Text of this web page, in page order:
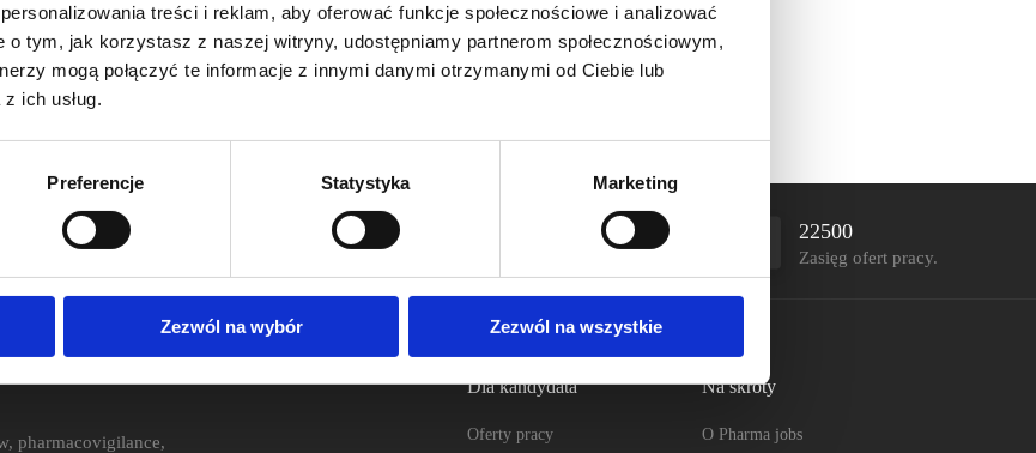
treści i reklam, aby oferować funkcje społecznościowe i analizować
o tym, jak korzystasz z naszej witryny, udostępniamy partnerom społecznościowym,
mogą połączyć te informacje z innymi danymi otrzymanymi od Ciebie lub
ich usług.
Preferencje Statystyka Marketing
Zezwól na wybór Zezwól na wszystkie
farmaceutycznego w Polsce, kreując nowe rozwiązania
22500
Zasięg ofert pracy.
pharmacovigilance,
Dla kandydata
Oferty pracy
Na skróty
O Pharma jobs